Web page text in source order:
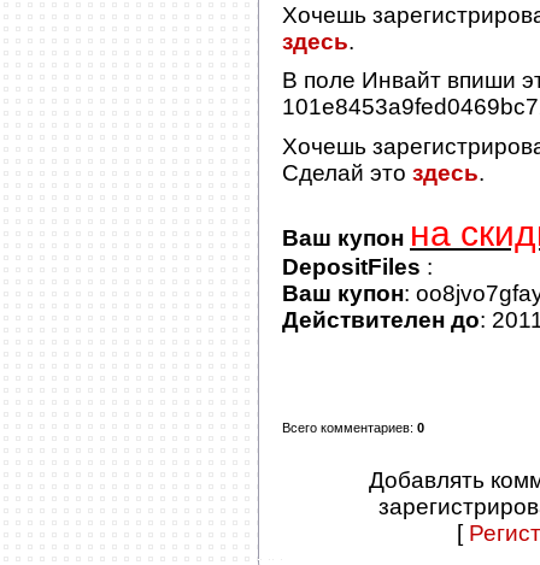
Хочешь
здесь.
В поле Инвайт впиши
Хочешь
Сделай это здесь.
Ваш купон на
DepositFiles :
Ваш купон:
Действителен до:
Всего комментариев: 0
Добавлять
[